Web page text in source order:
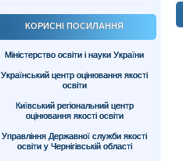
КОРИСНІ ПОСИЛАННЯ
Міністерство освіти і науки України
Український центр оцінювання якості
освіти
Київський регіональний центр
оцінювання якості освіти
Управління Державної служби якості
освіти у Чернігівській області